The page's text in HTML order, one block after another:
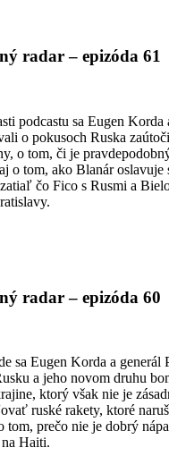
radar – epizóda 61
podcastu sa Eugen Korda
o pokusoch Ruska
o tom, či je
o tom, ako Blanár oslavuje
čo Fico s Rusmi a
radar – epizóda 60
sa Eugen Korda a generál
a jeho novom druhu
ktorý však nie je
ruské rakety, ktoré
tom, prečo nie je dobrý
Haiti.